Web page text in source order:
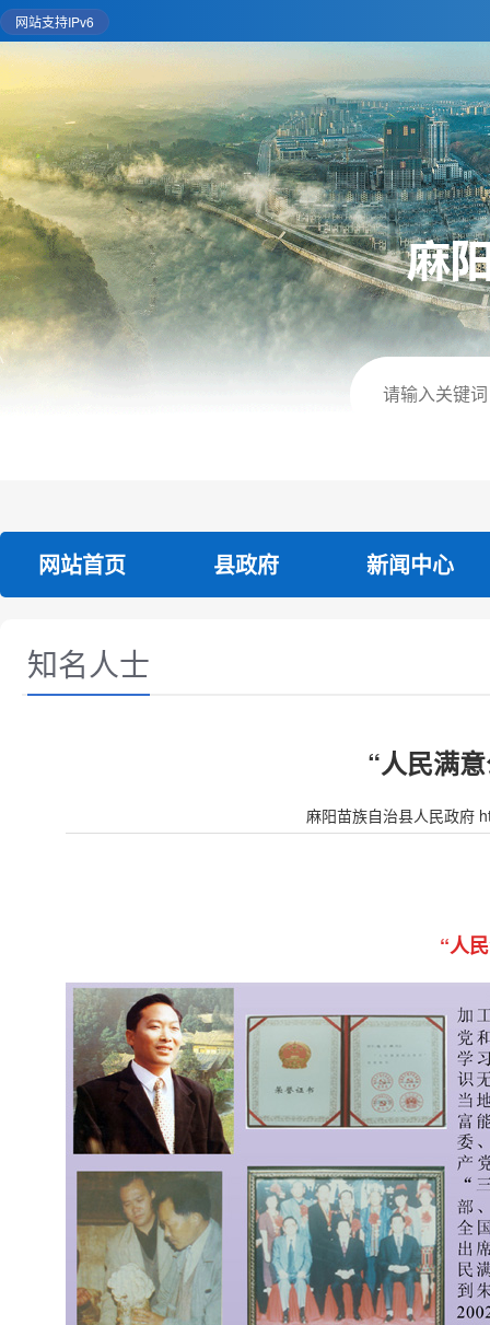
网站支持IPv6
网站首页 县政府 新闻中心
知名人士
“人民满
麻阳苗族自治县人民政府
“人